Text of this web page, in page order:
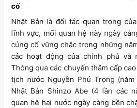
cố
Nhật Bản là đối tác quan trọng
lĩnh vực, mối quan hệ này ngày
củng cố vững chắc trong những
các hoạt động của chính phủ và
Thông qua các chuyến thăm cấp
tịch nước Nguyễn Phú Trọng
Nhật Bản Shinzo Abe (4 lần các
quan hệ hai nước ngày càng bền